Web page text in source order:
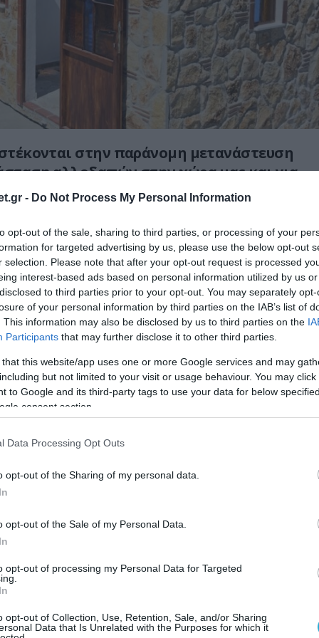
- Do Not Process My Personal Information
opt-out of the sale, sharing to third parties, or processing of your
for targeted advertising by us, please use the below opt-out
selection. Please note that after your opt-out request is processed
interest-based ads based on personal information utilized by us
to third parties prior to your opt-out. You may separately
of your personal information by third parties on the IAB’s list of
This information may also be disclosed by us to third parties on the
Participants that may further disclose it to other third parties.
that this website/app uses one or more Google services and may
but not limited to your visit or usage behaviour. You may
to Google and its third-party tags to use your data for below
consent section.
Data Processing Opt Outs
opt-out of the Sharing of my personal data.
opt-out of the Sale of my Personal Data.
opt-out of processing my Personal Data for Targeted
opt-out of Collection, Use, Retention, Sale, and/or Sharing
Data that Is Unrelated with the Purposes for which it
στην παράνομη μετανάστευση
αλλοδαπών στην χώρα μας και για
εκκλησία έξω από την δομή
σε όλους ότι«εδώ είναι Ελλάδα, εδώ
περιοχή υπάρχουν δύο δομές φιλοξενίας
μία καινούργια ηλικίας μόλις δύο
του Κώστα Θεοχαρίδη, οι εργασίες
της Αγίας Σοφίας απέναντι από το ΚΥΤ
στην εντυπωσιακή «Αγία Σοφία»
βρίσκονται στην τελική ευθεία και